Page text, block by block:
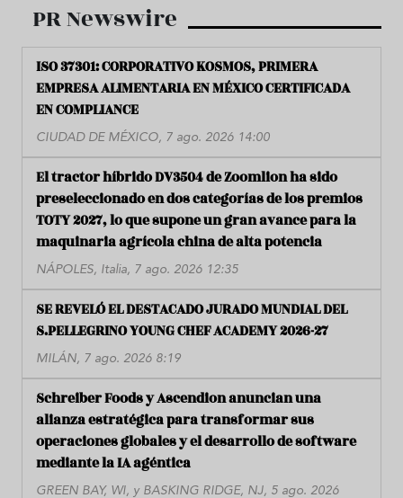
PR Newswire
ISO 37301: CORPORATIVO KOSMOS, PRIMERA
EMPRESA ALIMENTARIA EN MÉXICO CERTIFICADA
EN COMPLIANCE
CIUDAD DE MÉXICO, 7 ago. 2026 14:00
El tractor híbrido DV3504 de Zoomlion ha sido
preseleccionado en dos categorías de los premios
TOTY 2027, lo que supone un gran avance para la
maquinaria agrícola china de alta potencia
NÁPOLES, Italia, 7 ago. 2026 12:35
SE REVELÓ EL DESTACADO JURADO MUNDIAL DEL
S.PELLEGRINO YOUNG CHEF ACADEMY 2026-27
MILÁN, 7 ago. 2026 8:19
Schreiber Foods y Ascendion anuncian una
alianza estratégica para transformar sus
operaciones globales y el desarrollo de software
mediante la IA agéntica
GREEN BAY, WI, y BASKING RIDGE, NJ, 5 ago. 2026